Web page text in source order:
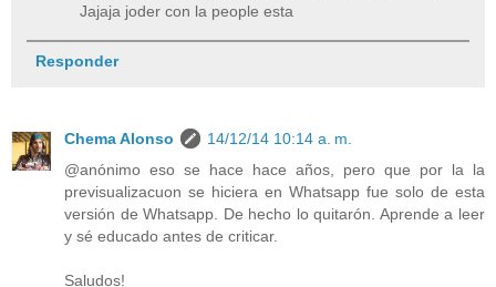
Jajaja joder con la people esta
Responder
Chema Alonso
14/12/14 10:14 a. m.
@anónimo eso se hace hace años, pero que por la la
previsualizacuon se hiciera en Whatsapp fue solo de esta
versión de Whatsapp. De hecho lo quitarón. Aprende a leer
y sé educado antes de criticar.
Saludos!